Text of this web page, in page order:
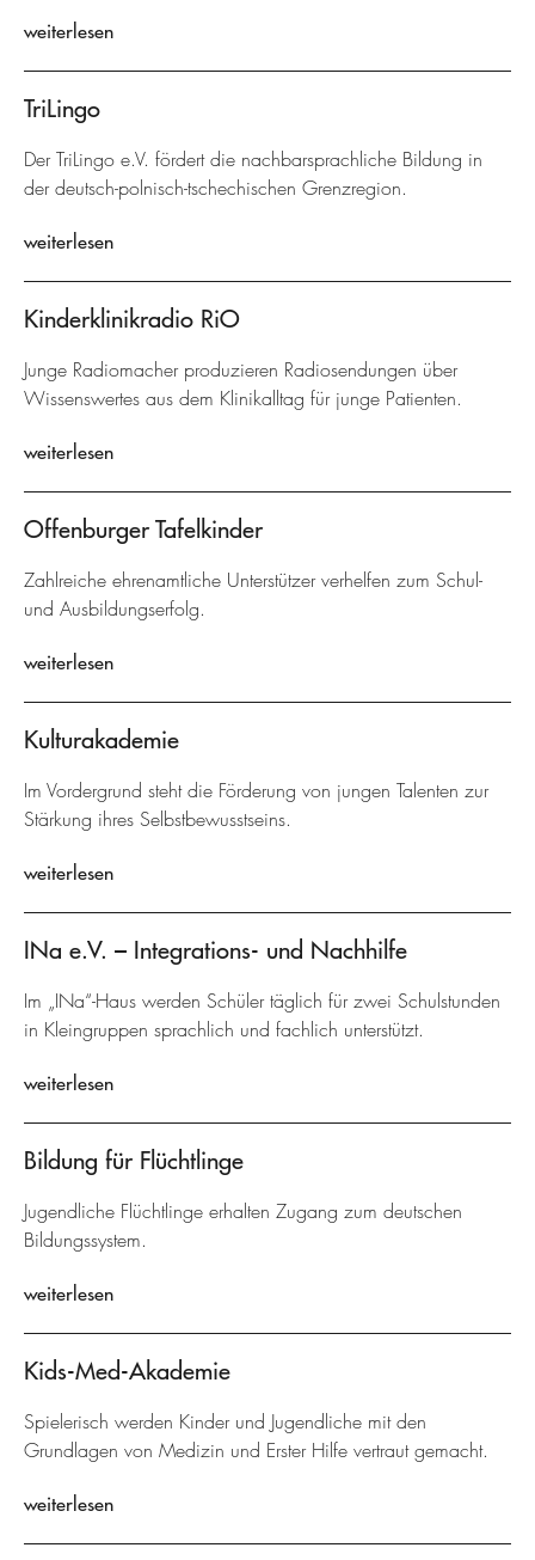
weiterlesen
TriLingo
Der TriLingo e.V. fördert die nachbarsprachliche Bildung in
der deutsch-polnisch-tschechischen Grenzregion.
weiterlesen
Kinderklinikradio RiO
Junge Radiomacher produzieren Radiosendungen über
Wissenswertes aus dem Klinikalltag für junge Patienten.
weiterlesen
Offenburger Tafelkinder
Zahlreiche ehrenamtliche Unterstützer verhelfen zum Schul-
und Ausbildungserfolg.
weiterlesen
Kulturakademie
Im Vordergrund steht die Förderung von jungen Talenten zur
Stärkung ihres Selbstbewusstseins.
weiterlesen
INa e.V. – Integrations- und Nachhilfe
Im „INa“-Haus werden Schüler täglich für zwei Schulstunden
in Kleingruppen sprachlich und fachlich unterstützt.
weiterlesen
Bildung für Flüchtlinge
Jugendliche Flüchtlinge erhalten Zugang zum deutschen
Bildungssystem.
weiterlesen
Kids-Med-Akademie
Spielerisch werden Kinder und Jugendliche mit den
Grundlagen von Medizin und Erster Hilfe vertraut gemacht.
weiterlesen